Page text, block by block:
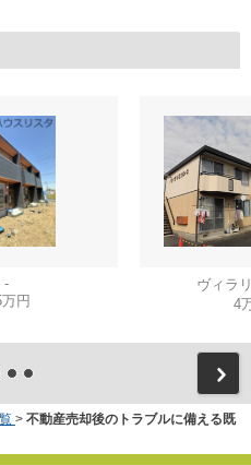
-
円
ヴィラ
4
> 不動産売却後のトラブルに備える既